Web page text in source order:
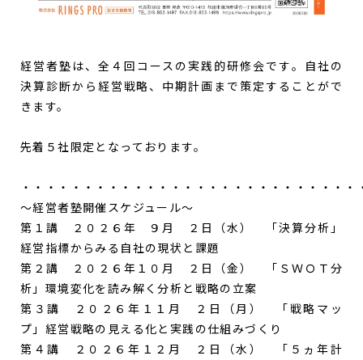
経営者塾は、全４回コースの実践的研修会です。自社の
決算診断から経営戦略、中期計画まで策定することがで
きます。
先着５社限定となっております。
・・・・・・・・・・・・・・・・・・・・・・・・・・
～経営者塾開催スケジュール～
第１講 ２０２６年 ９月 ２日（水） 「決算分析」
経営指標からみる自社の現状と課題
第２講 ２０２６年１０月 ２日（金） 「ＳＷＯＴ分
析」環境変化を読み解く分析と戦略の立案
第３講 ２０２６年１１月 ２日（月） 「戦略マッ
プ」経営戦略の見える化と実践の仕組みづくり
第４講 ２０２６年１２月 ２日（水） 「５ヵ年計